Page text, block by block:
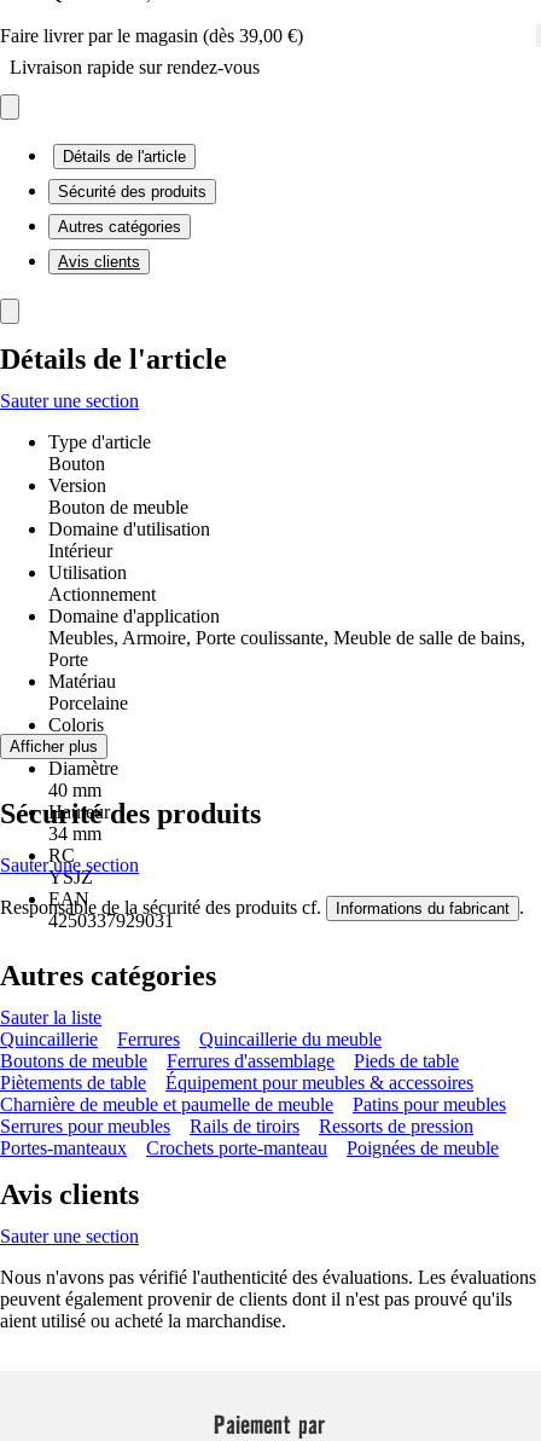
Faire livrer par le magasin (dès 39,00 €)
Livraison rapide sur rendez-vous
Détails de l'article
Sécurité des produits
Autres catégories
Avis clients
Détails de l'article
Sauter une section
Type d'article
Bouton
Version
Bouton de meuble
Domaine d'utilisation
Intérieur
Utilisation
Actionnement
Domaine d'application
Meubles, Armoire, Porte coulissante, Meuble de salle de bains,
Porte
Matériau
Porcelaine
Coloris
blanc
Diamètre
40 mm
Hauteur
34 mm
RC
YSJZ
EAN
4250337929031
Afficher plus
Sécurité des produits
Sauter une section
Responsable de la sécurité des produits cf. Informations du fabricant .
Autres catégories
Sauter la liste
Quincaillerie
Ferrures
Quincaillerie du meuble
Boutons de meuble
Ferrures d'assemblage
Pieds de table
Piètements de table
Équipement pour meubles & accessoires
Charnière de meuble et paumelle de meuble
Patins pour meubles
Serrures pour meubles
Rails de tiroirs
Ressorts de pression
Portes-manteaux
Crochets porte-manteau Poignées de meuble
Avis clients
Sauter une section
Nous n'avons pas vérifié l'authenticité des évaluations. Les évaluations
peuvent également provenir de clients dont il n'est pas prouvé qu'ils
aient utilisé ou acheté la marchandise.
Paiement par